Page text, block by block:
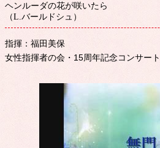
ヘンルーダの花が咲いたら
（L.バールドシュ）
指揮：福田美保
女性指揮者の会・15周年記念コンサート